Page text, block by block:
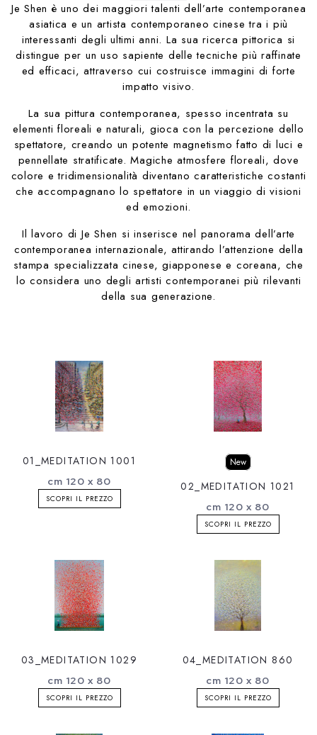
Je Shen è uno dei maggiori talenti dell’arte contemporanea
asiatica e un artista contemporaneo cinese tra i più
interessanti degli ultimi anni. La sua ricerca pittorica si
distingue per un uso sapiente delle tecniche più raffinate
ed efficaci, attraverso cui costruisce immagini di forte
impatto visivo.
La sua pittura contemporanea, spesso incentrata su
elementi floreali e naturali, gioca con la percezione dello
spettatore, creando un potente magnetismo fatto di luci e
pennellate stratificate. Magiche atmosfere floreali, dove
colore e tridimensionalità diventano caratteristiche costanti
che accompagnano lo spettatore in un viaggio di visioni
ed emozioni.
Il lavoro di Je Shen si inserisce nel panorama dell’arte
contemporanea internazionale, attirando l’attenzione della
stampa specializzata cinese, giapponese e coreana, che
lo considera uno degli artisti contemporanei più rilevanti
della sua generazione.
01_MEDITATION 1001
cm 120 x 80
SCOPRI IL PREZZO
New
02_MEDITATION 1021
cm 120 x 80
SCOPRI IL PREZZO
03_MEDITATION 1029
cm 120 x 80
SCOPRI IL PREZZO
04_MEDITATION 860
cm 120 x 80
SCOPRI IL PREZZO